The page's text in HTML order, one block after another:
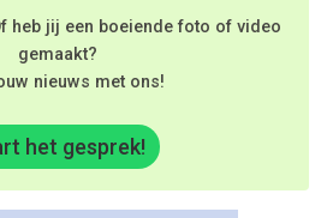
heb jij een boeiende foto of video
gemaakt?
nieuws met ons!
het gesprek!